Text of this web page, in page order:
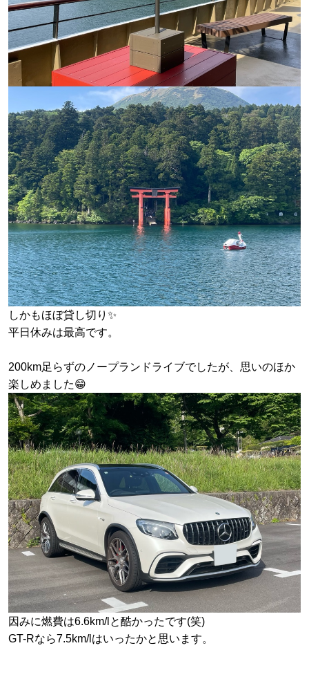
しかもほぼ貸し切り✨
平日休みは最高です。
200km足らずのノープランドライブでしたが、思いのほか
楽しめました😁
因みに燃費は6.6km/lと酷かったです(笑)
GT-Rなら7.5km/lはいったかと思います。